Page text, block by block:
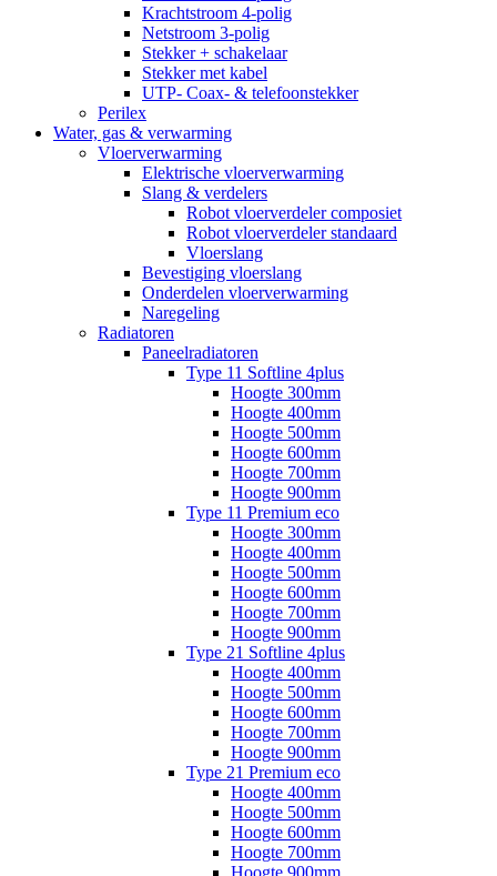
Krachtstroom 4-polig
Netstroom 3-polig
Stekker + schakelaar
Stekker met kabel
UTP- Coax- & telefoonstekker
Perilex
Water, gas & verwarming
Vloerverwarming
Elektrische vloerverwarming
Slang & verdelers
Robot vloerverdeler composiet
Robot vloerverdeler standaard
Vloerslang
Bevestiging vloerslang
Onderdelen vloerverwarming
Naregeling
Radiatoren
Paneelradiatoren
Type 11 Softline 4plus
Hoogte 300mm
Hoogte 400mm
Hoogte 500mm
Hoogte 600mm
Hoogte 700mm
Hoogte 900mm
Type 11 Premium eco
Hoogte 300mm
Hoogte 400mm
Hoogte 500mm
Hoogte 600mm
Hoogte 700mm
Hoogte 900mm
Type 21 Softline 4plus
Hoogte 400mm
Hoogte 500mm
Hoogte 600mm
Hoogte 700mm
Hoogte 900mm
Type 21 Premium eco
Hoogte 400mm
Hoogte 500mm
Hoogte 600mm
Hoogte 700mm
Hoogte 900mm